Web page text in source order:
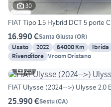
30
FIAT Tipo 1.5 Hybrid DCT 5 porte
16.990 €Santa Giusta (OR)
Usato
2022 64000 Km Ibrida
Rivenditore Vroom Oristano
20
FIAT Ulysse (2024-->) Ulysse 2.0
25.990 €Sestu(CA)